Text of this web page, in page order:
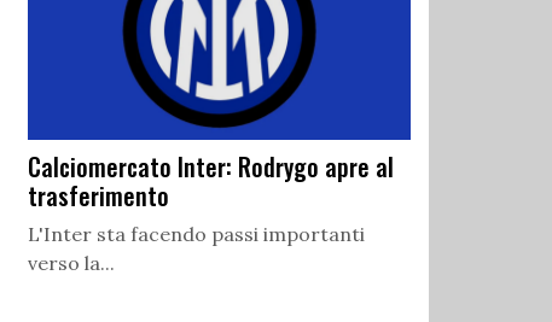
Calciomercato Inter: Rodrygo apre al
trasferimento
L'Inter sta facendo passi importanti
verso la...